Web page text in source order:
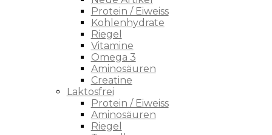
Protein / Eiweiss
Kohlenhydrate
Riegel
Vitamine
Omega 3
Aminosäuren
Creatine
Laktosfrei
Protein / Eiweiss
Aminosäuren
Riegel